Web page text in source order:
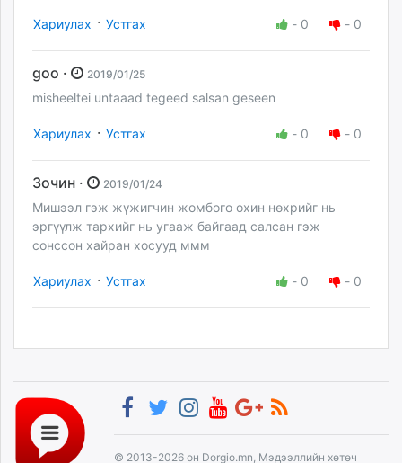
Хариулах · Устгах - 0 - 0
goo · 2019/01/25
misheeltei untaaad tegeed salsan geseen
Хариулах · Устгах - 0 - 0
Зочин · 2019/01/24
Мишээл гэж жүжигчин жомбого охин нөхрийг нь
эргүүлж тархийг нь угааж байгаад салсан гэж
сонссон хайран хосууд ммм
Хариулах · Устгах - 0 - 0
© 2013-2026 он Dorgio.mn, Мэдээллийн хөтөч